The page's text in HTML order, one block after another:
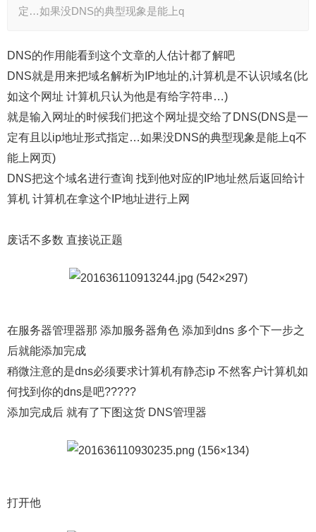
定…如果没DNS的典型现象是能上q
DNS的作用能看到这个文章的人估计都了解吧
DNS就是用来把域名解析为IP地址的,计算机是不认识域名(比
如这个网址 计算机只认为他是有给字符串…)
就是输入网址的时候我们把这个网址提交给了DNS(DNS是一
定有且以ip地址形式指定…如果没DNS的典型现象是能上q不
能上网页)
DNS把这个域名进行查询 找到他对应的IP地址然后返回给计
算机 计算机在拿这个IP地址进行上网
废话不多数 直接说正题
在服务器管理器那 添加服务器角色 添加到dns 多个下一步之
后就能添加完成
稍微注意的是dns必须要求计算机有静态ip 不然客户计算机如
何找到你的dns是吧?????
添加完成后 就有了下图这货 DNS管理器
打开他